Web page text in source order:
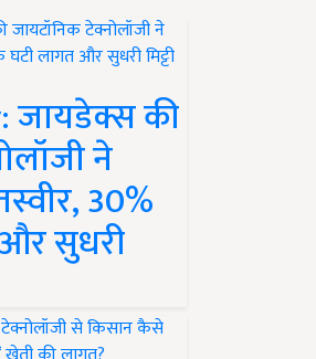
जायडेक्स की
ने
30%
सुधरी